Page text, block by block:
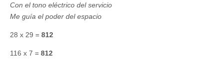
Con el tono eléctrico del servicio
Me guía el poder del espacio
28 x 29 = 812
116 x 7 = 812